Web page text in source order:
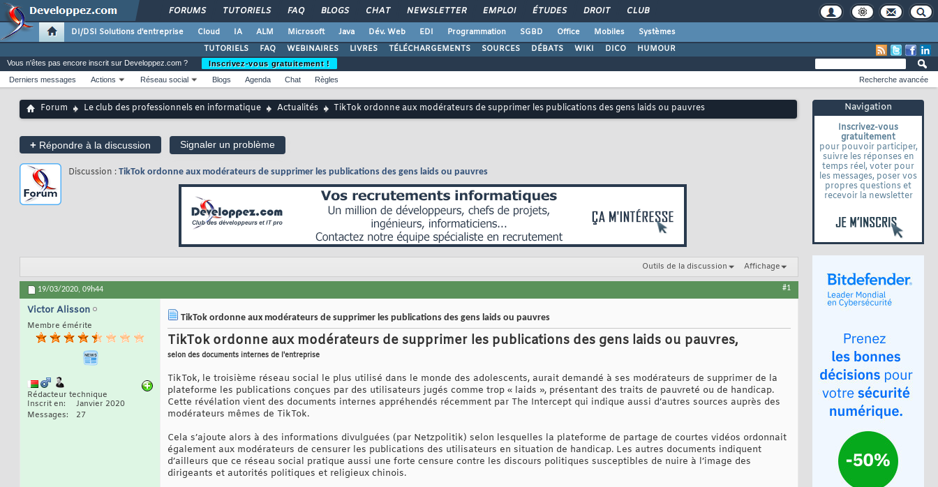
FORUMS TUTORIELS FAQ BLOGS CHAT NEWSLETTER EMPLOI ÉTUDES DROIT CLUB
DI/DSI Solutions d'entreprise Cloud IA ALM Microsoft Java Dév. Web EDI Programmation SGBD Office Mobiles
Systèmes
TUTORIELS
FAQ WEBINAIRES LIVRES TÉLÉCHARGEMENTS SOURCES DÉBATS WIKI DICO HUMOUR
Navigation
Inscrivez-vous
gratuitement
pour pouvoir participer,
suivre les réponses en
temps réel, voter pour
les messages, poser vos
propres questions et
recevoir la newsletter
Vous n'êtes pas encore inscrit sur Developpez.com ?
Inscrivez-vous gratuitement !
Derniers messages
Actions Réseau social Blogs Agenda Chat Règles Recherche avancée
Forum Le club des professionnels en informatique Actualités TikTok ordonne aux modérateurs de supprimer les publications des gens laids ou pauvres
+ Répondre à la discussion Signaler un problème
Discussion : TikTok ordonne aux modérateurs de supprimer les publications des gens laids ou pauvres
Outils de la discussion Affichage
19/03/2020, 09h44 #1
Victor Alisson
Membre émérite
Rédacteur technique
Inscrit en
Janvier 2020
Messages
27
TikTok ordonne aux modérateurs de supprimer les publications des gens laids ou pauvres
TikTok ordonne aux modérateurs de supprimer les publications des gens laids ou pauvres,
selon des documents internes de l'entreprise
TikTok, le troisième réseau social le plus utilisé dans le monde des adolescents, aurait demandé à ses modérateurs de supprimer de la
plateforme les publications conçues par des utilisateurs jugés comme trop « laids », présentant des traits de pauvreté ou de handicap.
Cette révélation vient des documents internes appréhendés récemment par The Intercept qui indique aussi d’autres sources auprès des
modérateurs mêmes de TikTok.
Cela s’ajoute alors à des informations divulguées (par Netzpolitik) selon lesquelles la plateforme de partage de courtes vidéos ordonnait
également aux modérateurs de censurer les publications des utilisateurs en situation de handicap. Les autres documents indiquent
d’ailleurs que ce réseau social pratique aussi une forte censure contre les discours politiques susceptibles de nuire à l’image des
dirigeants et autorités politiques et religieux chinois.